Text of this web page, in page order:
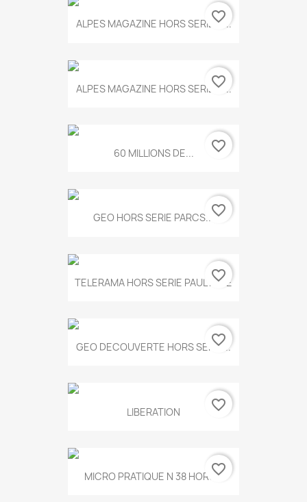
ALPES MAGAZINE HORS SERIE N...
favorite_border
ALPES MAGAZINE HORS SERIE N...
favorite_border
60 MILLIONS DE... favorite_border
GEO HORS SERIE PARCS...favorite_border
TELERAMA HORS SERIE PAUL KLEE
favorite_border
GEO DECOUVERTE HORS SERIE...
favorite_border
LIBERATION favorite_border
MICRO PRATIQUE N 38 HORS...
favorite_border